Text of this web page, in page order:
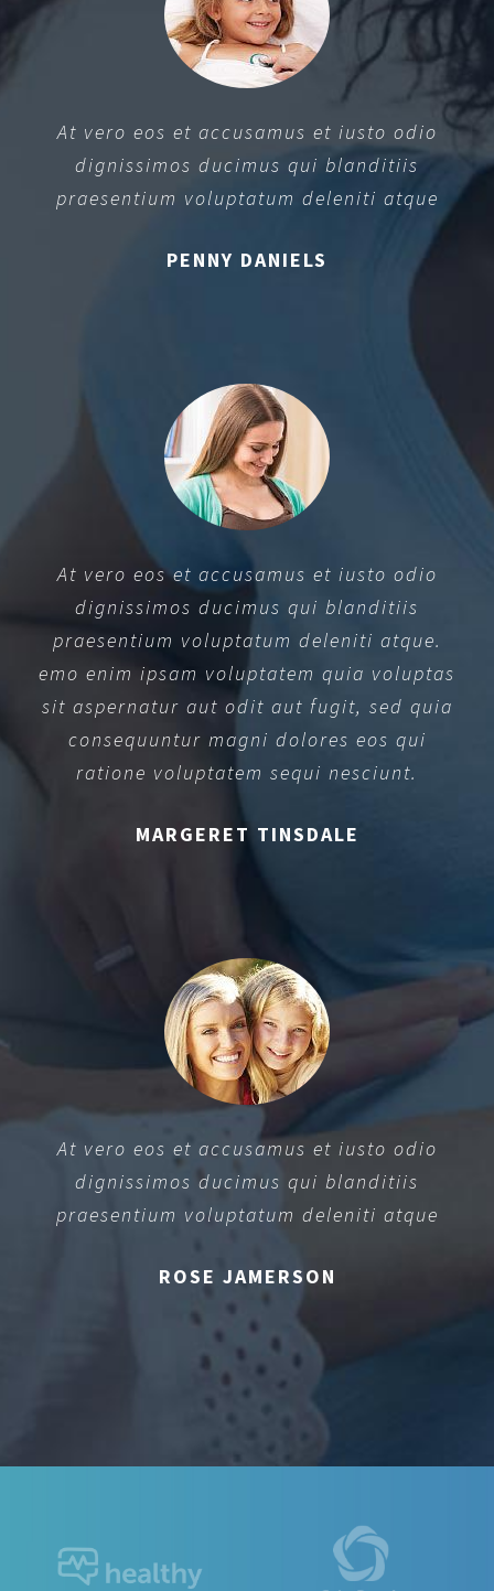
At vero eos et accusamus et iusto odio
dignissimos ducimus qui blanditiis
praesentium voluptatum deleniti atque
PENNY DANIELS
At vero eos et accusamus et iusto odio
dignissimos ducimus qui blanditiis
praesentium voluptatum deleniti atque.
emo enim ipsam voluptatem quia voluptas
sit aspernatur aut odit aut fugit, sed quia
consequuntur magni dolores eos qui
ratione voluptatem sequi nesciunt.
MARGERET TINSDALE
At vero eos et accusamus et iusto odio
dignissimos ducimus qui blanditiis
praesentium voluptatum deleniti atque
ROSE JAMERSON